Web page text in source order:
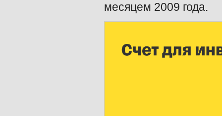
месяцем 2009 года.